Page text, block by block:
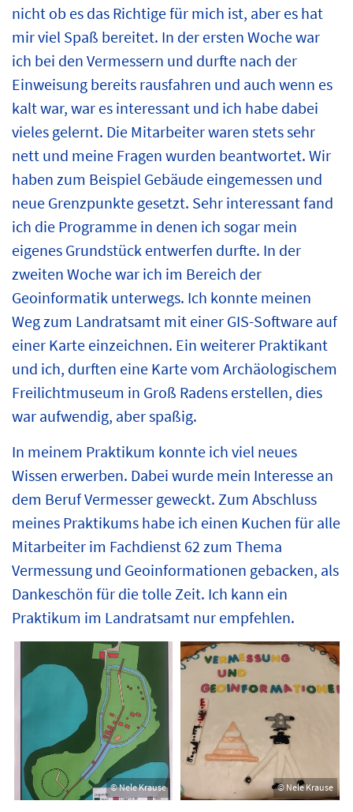
nicht ob es das Richtige für mich ist, aber es hat
mir viel Spaß bereitet. In der ersten Woche war
ich bei den Vermessern und durfte nach der
Einweisung bereits rausfahren und auch wenn es
kalt war, war es interessant und ich habe dabei
vieles gelernt. Die Mitarbeiter waren stets sehr
nett und meine Fragen wurden beantwortet. Wir
haben zum Beispiel Gebäude eingemessen und
neue Grenzpunkte gesetzt. Sehr interessant fand
ich die Programme in denen ich sogar mein
eigenes Grundstück entwerfen durfte. In der
zweiten Woche war ich im Bereich der
Geoinformatik unterwegs. Ich konnte meinen
Weg zum Landratsamt mit einer GIS-Software auf
einer Karte einzeichnen. Ein weiterer Praktikant
und ich, durften eine Karte vom Archäologischem
Freilichtmuseum in Groß Radens erstellen, dies
war aufwendig, aber spaßig.
In meinem Praktikum konnte ich viel neues
Wissen erwerben. Dabei wurde mein Interesse an
dem Beruf Vermesser geweckt. Zum Abschluss
meines Praktikums habe ich einen Kuchen für alle
Mitarbeiter im Fachdienst 62 zum Thema
Vermessung und Geoinformationen gebacken, als
Dankeschön für die tolle Zeit. Ich kann ein
Praktikum im Landratsamt nur empfehlen.
© Nele Krause © Nele Krause